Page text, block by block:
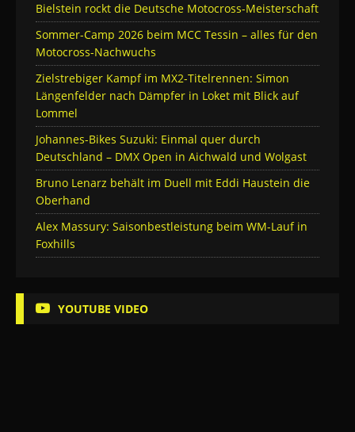
Bielstein rockt die Deutsche Motocross-Meisterschaft
Sommer-Camp 2026 beim MCC Tessin – alles für den
Motocross-Nachwuchs
Zielstrebiger Kampf im MX2-Titelrennen: Simon
Längenfelder nach Dämpfer in Loket mit Blick auf
Lommel
Johannes-Bikes Suzuki: Einmal quer durch
Deutschland – DMX Open in Aichwald und Wolgast
Bruno Lenarz behält im Duell mit Eddi Haustein die
Oberhand
Alex Massury: Saisonbestleistung beim WM-Lauf in
Foxhills
YOUTUBE VIDEO